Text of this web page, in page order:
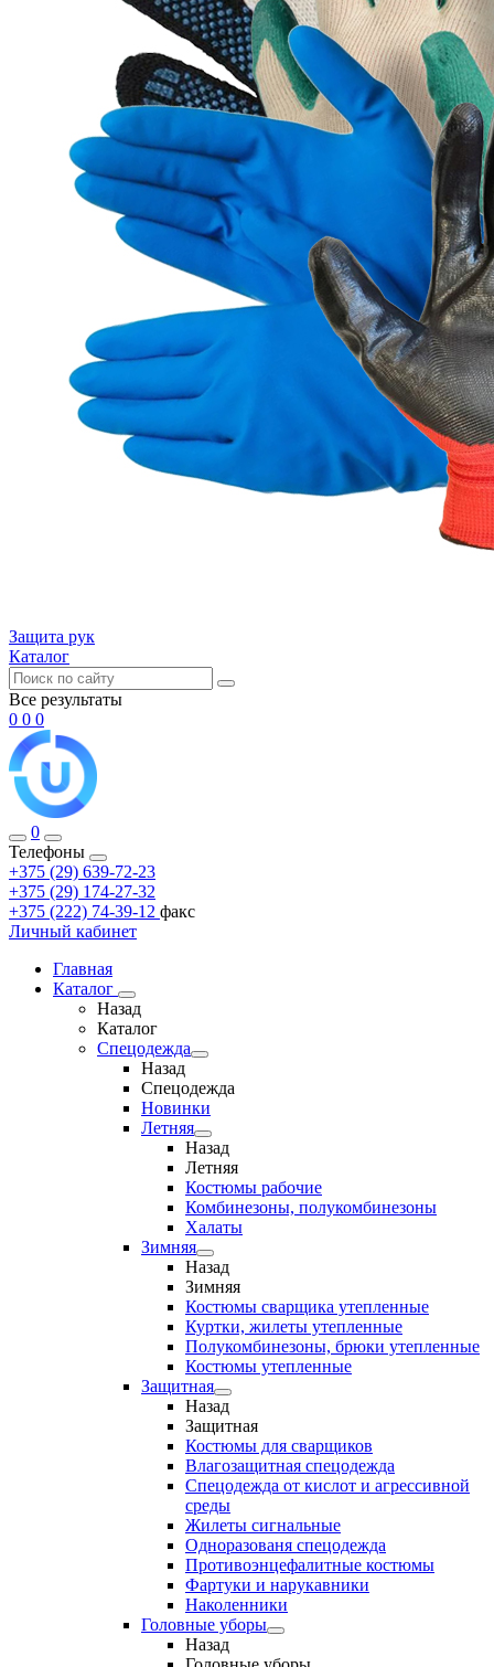
Защита рук
Каталог
Все результаты
0 0 0
0
Телефоны
+375 (29) 639-72-23
+375 (29) 174-27-32
+375 (222) 74-39-12 факс
Личный кабинет
Главная
Каталог
Назад
Каталог
Спецодежда
Назад
Спецодежда
Новинки
Летняя
Назад
Летняя
Костюмы рабочие
Комбинезоны, полукомбинезоны
Халаты
Зимняя
Назад
Зимняя
Костюмы сварщика утепленные
Куртки, жилеты утепленные
Полукомбинезоны, брюки утепленные
Костюмы утепленные
Защитная
Назад
Защитная
Костюмы для сварщиков
Влагозащитная спецодежда
Спецодежда от кислот и агрессивной
среды
Жилеты сигнальные
Одноразованя спецодежда
Противоэнцефалитные костюмы
Фартуки и нарукавники
Наколенники
Головные уборы
Назад